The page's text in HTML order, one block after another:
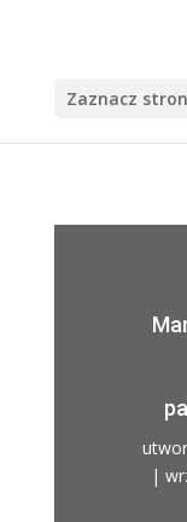
Zaznacz
|